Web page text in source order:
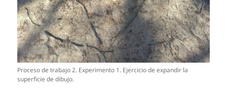
Proceso de trabajo 2. Experimento 1. Ejercicio de expandir la
superficie de dibujo.